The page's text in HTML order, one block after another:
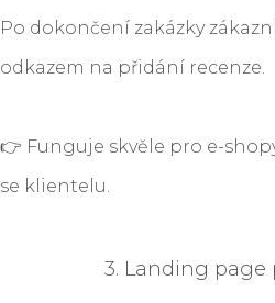
Po dokončení zakázky
odkazem na přidání recenze.
👉 Funguje skvěle pro e-
se klientelu.
3. Landing page